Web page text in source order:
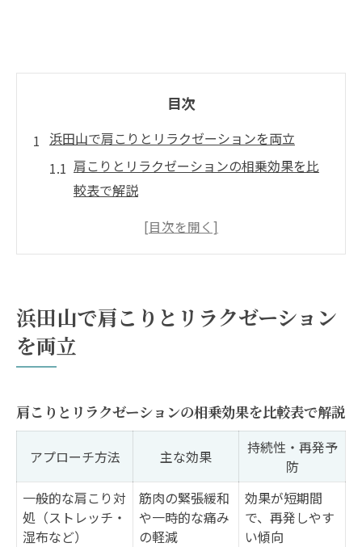
目次
浜田山で肩こりとリラクゼーションを両立
肩こりとリラクゼーションの相乗効果を比
較表で解説
心身の緊張を緩和する肩こり対策の極意
ン術
リラクゼーション重視で肩こりをケアする
癒やし空間で肩こりを和らげるコツ早見表
肩こりに悩む方へ浜田山の体験型リラクゼ
ーション
浜田山で肩こり緩和を実感できる空間の魅
力
浜田山で肩こりとリラクゼーション
を両立
肩こりとリラクゼーションの相乗効果を比較表で解説
アプローチ方法 主な効果
持続性・再発予
防
一般的な肩こり対
処（ストレッチ・
湿布など）
筋肉の緊張緩和
や一時的な痛み
の軽減
効果が短期間
で、再発しやす
い傾向